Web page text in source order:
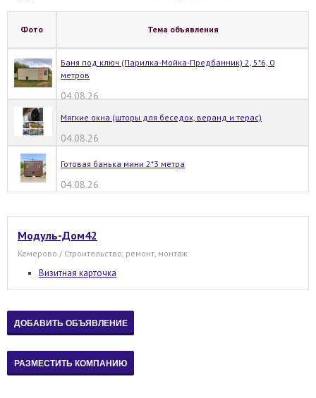
Фото Тема объявления
Баня под ключ (Парилка-Мойка-Предбанник) 2, 5*6, 0
метров
04.08.26
Мягкие окна (шторы для беседок, веранд и терас)
04.08.26
Готовая банька мини 2*3 метра
04.08.26
Модуль-Дом42
Кемерово / Строительство, ремонт, монтаж
Визитная карточка